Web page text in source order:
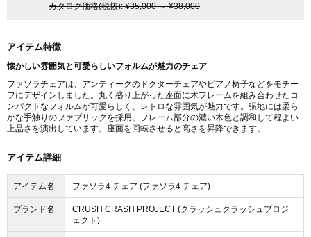
カタログ価格(税抜): ¥35,000 ～ ¥38,000
アイテム特徴
懐かしい雰囲気と可愛らしいフォルムが魅力のチェア
ファソラチェアは、アンティークのドクターチェアやピアノ椅子などをモチー
フにデザインしました。丸く盛り上がった座面に木フレームを組み合わせたコ
ンパクトなフォルムが可愛らしく、レトロな雰囲気が魅力です。張地には柔ら
かな手触りのファブリックを採用。フレーム部分の濃い木色と調和して程よい
上品さを演出しています。座面を回転させると高さを昇降できます。
アイテム詳細
アイテム名 ファソラ4 チェア (ファソラ4 チェア)
ブランド名
CRUSH CRASH PROJECT (クラッシュクラッシュプロジ
ェクト)